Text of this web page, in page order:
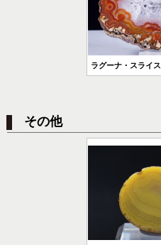
ラグーナ・スライス
その他